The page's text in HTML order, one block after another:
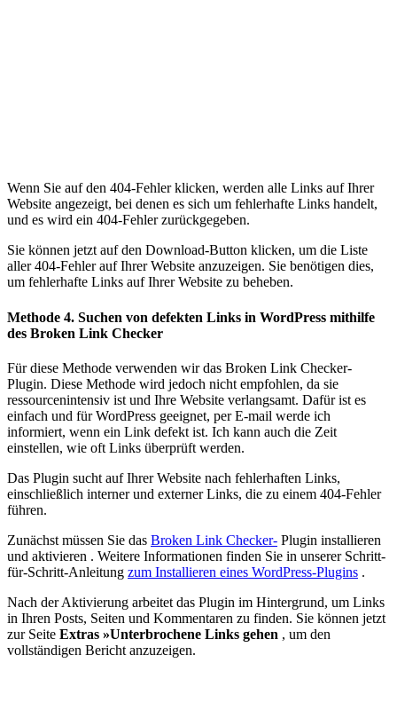
Wenn Sie auf den 404-Fehler klicken, werden alle Links auf Ihrer
Website angezeigt, bei denen es sich um fehlerhafte Links handelt,
und es wird ein 404-Fehler zurückgegeben.
Sie können jetzt auf den Download-Button klicken, um die Liste
aller 404-Fehler auf Ihrer Website anzuzeigen. Sie benötigen dies,
um fehlerhafte Links auf Ihrer Website zu beheben.
Methode 4. Suchen von defekten Links in WordPress mithilfe
des Broken Link Checker
Für diese Methode verwenden wir das Broken Link Checker-
Plugin. Diese Methode wird jedoch nicht empfohlen, da sie
ressourcenintensiv ist und Ihre Website verlangsamt. Dafür ist es
einfach und für WordPress geeignet, per E-mail werde ich
informiert, wenn ein Link defekt ist. Ich kann auch die Zeit
einstellen, wie oft Links überprüft werden.
Das Plugin sucht auf Ihrer Website nach fehlerhaften Links,
einschließlich interner und externer Links, die zu einem 404-Fehler
führen.
Zunächst müssen Sie das Broken Link Checker- Plugin installieren
und aktivieren . Weitere Informationen finden Sie in unserer Schritt-
für-Schritt-Anleitung zum Installieren eines WordPress-Plugins .
Nach der Aktivierung arbeitet das Plugin im Hintergrund, um Links
in Ihren Posts, Seiten und Kommentaren zu finden. Sie können jetzt
zur Seite Extras »Unterbrochene Links gehen , um den
vollständigen Bericht anzuzeigen.